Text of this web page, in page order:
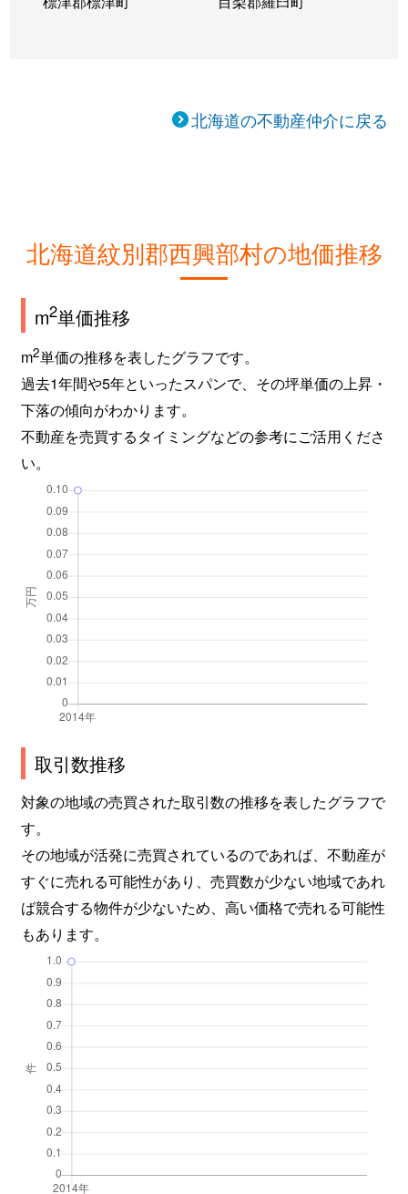
北海道の不動産仲介に戻る
北海道紋別郡西興部村の地価推移
m2単価推移
m2単価の推移を表したグラフです。
過去1年間や5年といったスパンで、その坪単価の上昇・
下落の傾向がわかります。
不動産を売買するタイミングなどの参考にご活用くださ
い。
取引数推移
対象の地域の売買された取引数の推移を表したグラフで
す。
その地域が活発に売買されているのであれば、不動産が
すぐに売れる可能性があり、売買数が少ない地域であれ
ば競合する物件が少ないため、高い価格で売れる可能性
もあります。